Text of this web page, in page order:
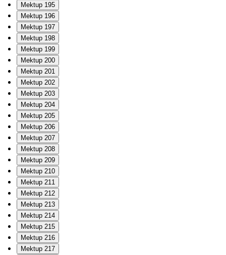
Mektup 195
Mektup 196
Mektup 197
Mektup 198
Mektup 199
Mektup 200
Mektup 201
Mektup 202
Mektup 203
Mektup 204
Mektup 205
Mektup 206
Mektup 207
Mektup 208
Mektup 209
Mektup 210
Mektup 211
Mektup 212
Mektup 213
Mektup 214
Mektup 215
Mektup 216
Mektup 217